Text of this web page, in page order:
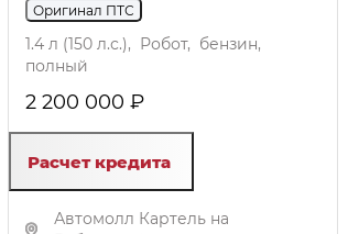
Оригинал ПТС
1.4 л (150 л.с.), Робот, бензин,
полный
2 200 000 ₽
Расчет кредита
Автомолл Картель на